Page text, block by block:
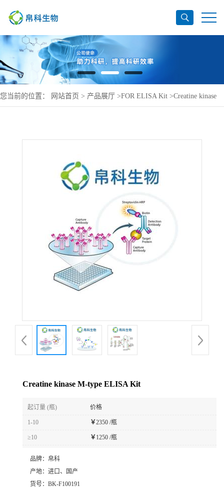
您当前的位置： 网站首页 > 产品展厅 >FOR ELISA Kit >Creatine kinase
Creatine kinase M-type ELISA Kit
起订量 (瓶) 价格
1-10 ￥2350 /瓶
≥10 ￥ 1250 /瓶
品牌： 帛科
产地： 进口、国产
货号： BK-F100191